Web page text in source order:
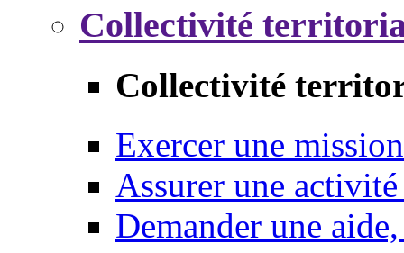
Collectivité
Collectivité
Exercer une mission
Assurer une
Demander une